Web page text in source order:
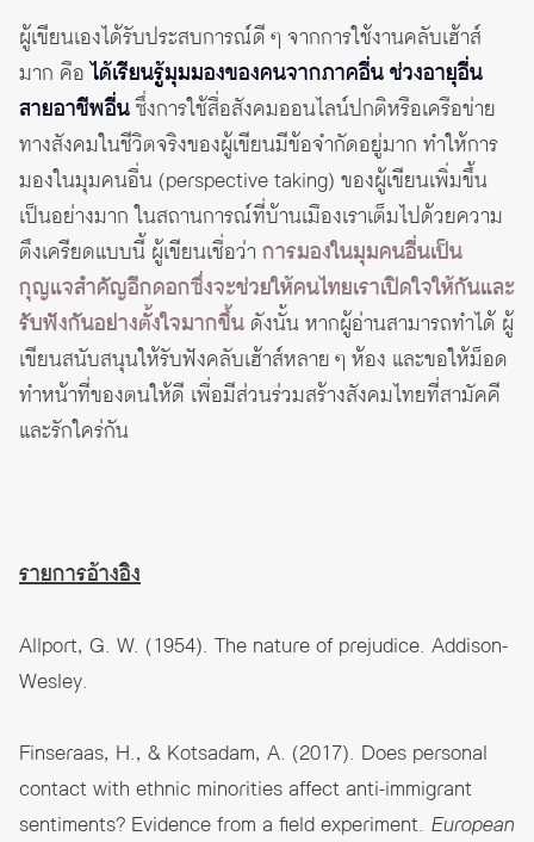
ผู้เขียนเองได้รับประสบการณ์ดี ๆ จากการใช้งานคลับเฮ้าส์
มาก คือได้เรียนรู้มุมมองของคนจากภาคอื่น ช่วงอายุอื่น
สายอาชีพอื่นซึ่งการใช้สื่อสังคมออนไลน์ปกติหรือเครือข่าย
ทางสังคมในชีวิตจริงของผู้เขียนมีข้อจำกัดอยู่มาก ทำให้การ
มองในมุมคนอื่น (perspective taking) ของผู้เขียนเพิ่มขึ้น
เป็นอย่างมาก ในสถานการณ์ที่บ้านเมืองเราเต็มไปด้วยความ
ตึงเครียดแบบนี้ ผู้เขียนเชื่อว่า การมองในมุมคนอื่นเป็น
กุญแจสำคัญอีกดอกซึ่งจะช่วยให้คนไทยเราเปิดใจให้กันและ
รับฟังกันอย่างตั้งใจมากขึ้น ดังนั้น หากผู้อ่านสามารถทำได้ ผู้
เขียนสนับสนุนให้รับฟังคลับเฮ้าส์หลาย ๆ ห้อง และขอให้ม็อด
ทำหน้าที่ของตนให้ดี เพื่อมีส่วนร่วมสร้างสังคมไทยที่สามัคคี
และรักใคร่กัน
รายการอ้างอิง
Allport, G. W. (1954). The nature of prejudice. Addison-
Wesley.
Finseraas, H., & Kotsadam, A. (2017). Does personal
contact with ethnic minorities affect anti-immigrant
sentiments? Evidence from a field experiment. European